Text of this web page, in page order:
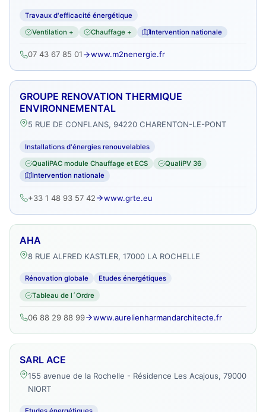
Travaux d'efficacité énergétique
Ventilation + Chauffage + Intervention nationale
07 43 67 85 01 www.m2nenergie.fr
GROUPE RENOVATION THERMIQUE
ENVIRONNEMENTAL
5 RUE DE CONFLANS, 94220 CHARENTON-LE-PONT
Installations d'énergies renouvelables
QualiPAC module Chauffage et ECS
QualiPV 36
Intervention nationale
+33 1 48 93 57 42 www.grte.eu
AHA
8 RUE ALFRED KASTLER, 17000 LA ROCHELLE
Rénovation globale Etudes énergétiques
Tableau de l´Ordre
06 88 29 88 99 www.aurelienharmandarchitecte.fr
SARL ACE
155 avenue de la Rochelle - Résidence Les Acajous, 79000
NIORT